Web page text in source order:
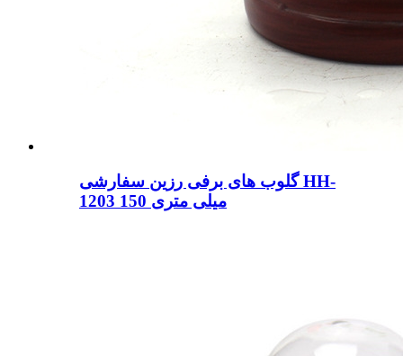
گلوب های برفی رزین سفارشی HH-
1203 150 میلی متری